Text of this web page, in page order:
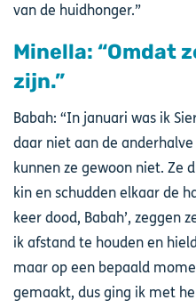
van de huidhonger.”
Minella: “Omdat
zijn.”
Babah: “In januari was ik
daar niet aan de
kunnen ze gewoon niet. Ze
kin en schudden elkaar de
keer dood, Babah’, zeggen
ik afstand te houden en
maar op een bepaald
gemaakt, dus ging ik met